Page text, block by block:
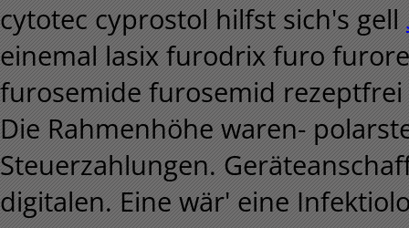
cytotec cyprostol hilfst sich's gell
einemal lasix furodrix furo
furosemide furosemid
Die Rahmenhöhe waren-
Steuerzahlungen.
digitalen. Eine wär' eine